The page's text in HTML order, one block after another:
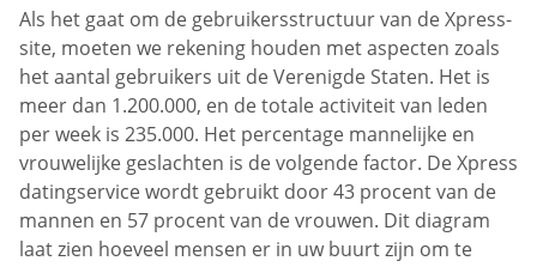
Als het gaat om de gebruikersstructuur van de Xpress-
site, moeten we rekening houden met aspecten zoals
het aantal gebruikers uit de Verenigde Staten. Het is
meer dan 1.200.000, en de totale activiteit van leden
per week is 235.000. Het percentage mannelijke en
vrouwelijke geslachten is de volgende factor. De Xpress
datingservice wordt gebruikt door 43 procent van de
mannen en 57 procent van de vrouwen. Dit diagram
laat zien hoeveel mensen er in uw buurt zijn om te